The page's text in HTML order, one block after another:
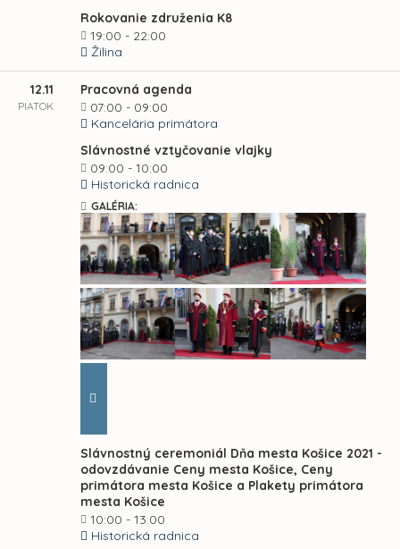
Rokovanie združenia K8
19:00 - 22:00
Žilina
12.11
PIATOK
Pracovná agenda
07:00 - 09:00
Kancelária primátora
Slávnostné vztyčovanie vlajky
09:00 - 10:00
Historická radnica
GALÉRIA:
Slávnostný ceremoniál Dňa mesta Košice 2021 -
odovzdávanie Ceny mesta Košice, Ceny
primátora mesta Košice a Plakety primátora
mesta Košice
10:00 - 13:00
Historická radnica